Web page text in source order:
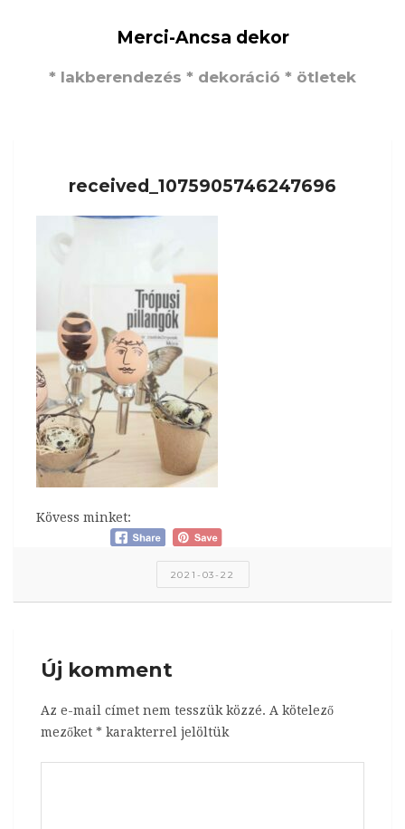
Merci-Ancsa dekor
* lakberendezés * dekoráció * ötletek
received_1075905746247696
Kövess minket:
2021-03-22
Új komment
Az e-mail címet nem tesszük közzé. A kötelező
mezőket * karakterrel jelöltük